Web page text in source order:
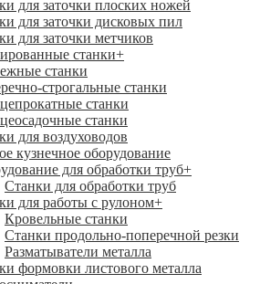
для заточки плоских ножей
для заточки дисковых пил
для заточки метчиков
станки+
станки
строгальные станки
станки
станки
для воздуховодов
кузнечное оборудование
для обработки труб+
Станки для обработки труб
для работы с рулоном+
Кровельные станки
Станки продольно-поперечной резки
Разматыватели металла
формовки листового металла